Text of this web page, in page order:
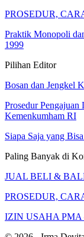
PROSEDUR,
Praktik Monopoli
1999
Pilihan Editor
Bosan dan Jengkel
Prosedur
Kemenkumham RI
Siapa Saja yang
Paling Banyak di
JUAL BELI &
PROSEDUR,
IZIN USAHA